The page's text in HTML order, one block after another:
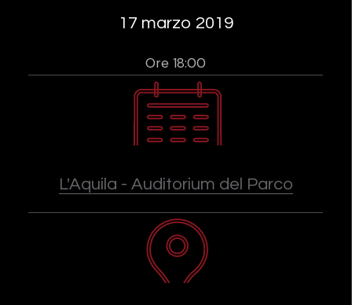
17 marzo 2019
Ore 18:00
L'Aquila - Auditorium del Parco